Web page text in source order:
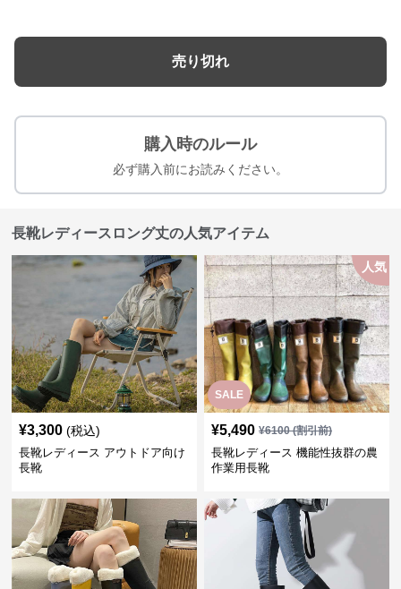
売り切れ
購入時のルール
必ず購入前にお読みください。
長靴レディースロング丈の人気アイテム
¥3,300 (税込)
長靴レディース アウトドア向け
長靴
SALE
人気
¥5,490 ¥6100(割引前)
長靴レディース 機能性抜群の農
作業用長靴